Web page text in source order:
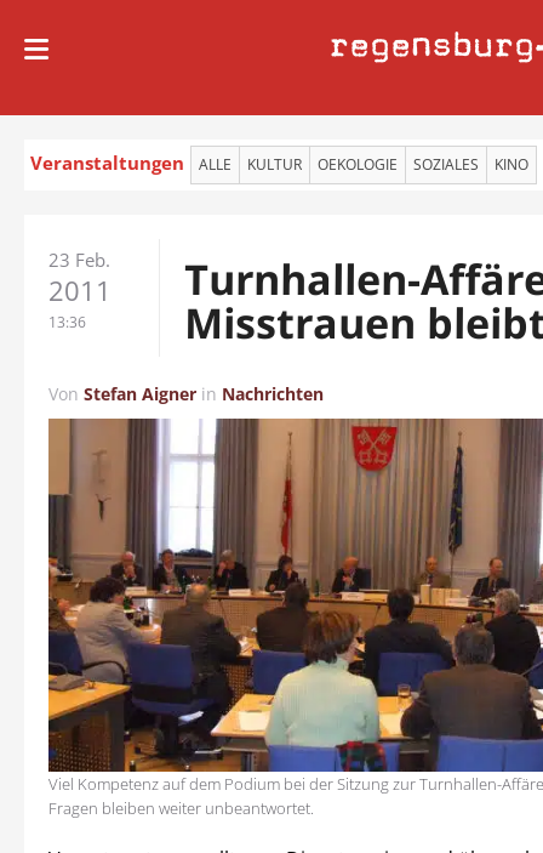
regensburg
Veranstaltungen ALLE KULTUR OEKOLOGIE SOZIALES KINO
23 Feb.
2011
13:36
Turnhallen-
Misstrauen
Von Stefan Aigner in Nachrichten
Viel Kompetenz auf dem Podium bei der Sitzung zur Turnhallen-
Fragen bleiben weiter unbeantwortet.